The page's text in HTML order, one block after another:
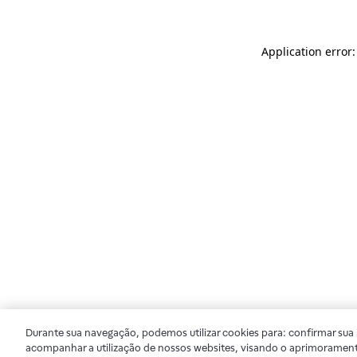
Application
Durante sua navegação, podemos utilizar cookies para: confirmar
acompanhar a utilização de nossos websites, visando o